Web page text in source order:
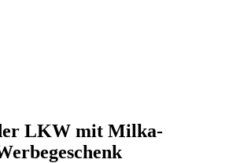
LKW mit Milka-